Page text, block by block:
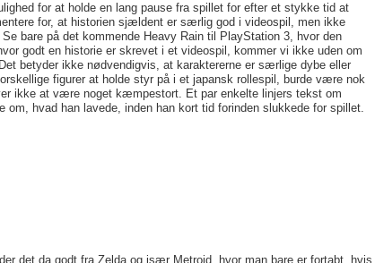
for at holde en lang pause fra spillet for efter et stykke tid at
for, at historien sjældent er særlig god i videospil, men ikke
bare på det kommende Heavy Rain til PlayStation 3, hvor den
godt en historie er skrevet i et videospil, kommer vi ikke uden om
betyder ikke nødvendigvis, at karaktererne er særlige dybe eller
figurer at holde styr på i et japansk rollespil, burde være nok
ikke at være noget kæmpestort. Et par enkelte linjers tekst om
hvad han lavede, inden han kort tid forinden slukkede for spillet.
det da godt fra Zelda og især Metroid, hvor man bare er fortabt, hvis